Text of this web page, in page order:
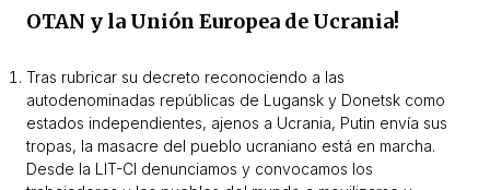
OTAN y la Unión Europea de Ucrania!
Tras rubricar su decreto reconociendo a las
autodenominadas repúblicas de Lugansk y Donetsk como
estados independientes, ajenos a Ucrania, Putin envía sus
tropas, la masacre del pueblo ucraniano está en marcha.
Desde la LIT-CI denunciamos y convocamos los